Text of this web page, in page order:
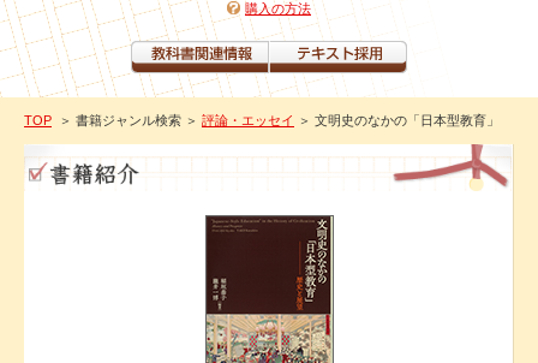
購入の方法
TOP ＞ 書籍ジャンル検索 ＞ 評論・エッセイ ＞ 文明史のなかの「日本型教育」